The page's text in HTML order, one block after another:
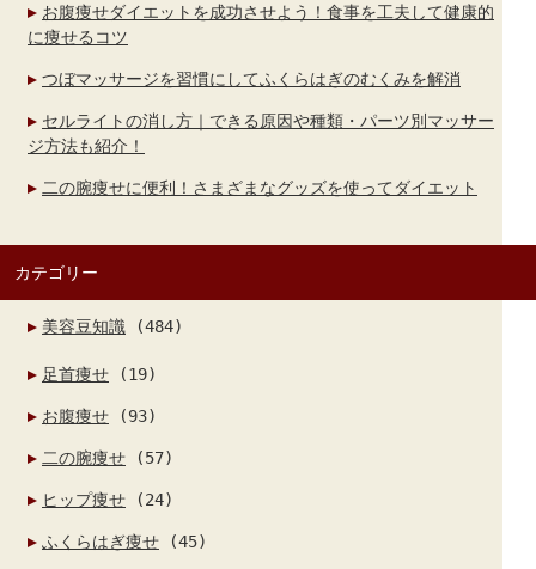
お腹痩せダイエットを成功させよう！食事を工夫して健康的
に痩せるコツ
つぼマッサージを習慣にしてふくらはぎのむくみを解消
セルライトの消し方｜できる原因や種類・パーツ別マッサー
ジ方法も紹介！
二の腕痩せに便利！さまざまなグッズを使ってダイエット
カテゴリー
美容豆知識 (484)
足首痩せ (19)
お腹痩せ (93)
二の腕痩せ (57)
ヒップ痩せ (24)
ふくらはぎ痩せ (45)